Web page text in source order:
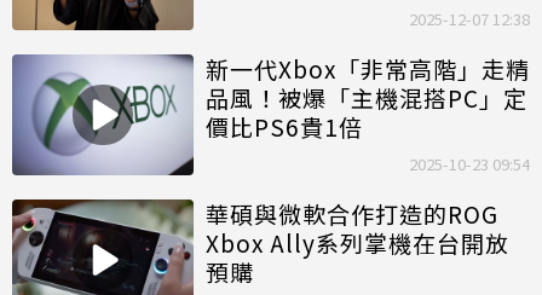
2025-12-07 12:38
新一代Xbox「非常高階」走精
品風！被爆「主機混搭PC」定
價比PS6貴1倍
2025-10-23 09:54
華碩與微軟合作打造的ROG
Xbox Ally系列掌機在台開放
預購